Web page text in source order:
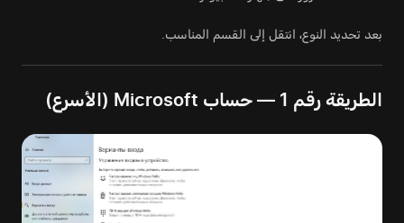
بعد تحديد النوع، انتقل إلى القسم المناسب.
الطريقة رقم 1 — حساب Microsoft (الأسرع)